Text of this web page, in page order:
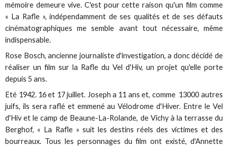
mémoire demeure vive. C'est pour cette raison qu'un film comme
« La Rafle », indépendamment de ses qualités et de ses défauts
cinématographiques me semble avant tout nécessaire, même
indispensable.
Rose Bosch, ancienne journaliste d'investigation, a donc décidé de
réaliser un film sur la Rafle du Vel d'Hiv, un projet qu'elle porte
depuis 5 ans.
Eté 1942. 16 et 17 juillet. Joseph a 11 ans et, comme 13000 autres
juifs, ils sera raflé et emmené au Vélodrome d'Hiver. Entre le Vel
d'Hiv et le camp de Beaune-La-Rolande, de Vichy à la terrasse du
Berghof, « La Rafle » suit les destins réels des victimes et des
bourreaux. Tous les personnages du film ont existé, d'Annette